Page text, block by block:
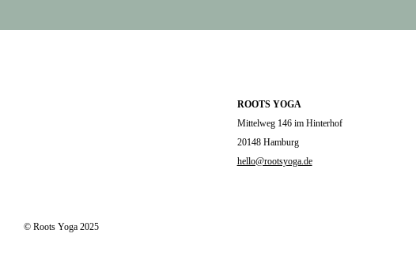
© Roots Yoga 2025
ROOTS YOGA
Mittelweg 146 im Hinterhof
20148 Hamburg
hello@rootsyoga.de